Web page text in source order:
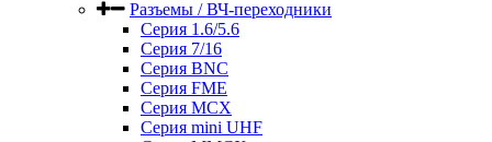
Разъемы / ВЧ-переходники
Серия 1.6/5.6
Серия 7/16
Серия BNC
Серия FME
Серия MCX
Серия mini UHF